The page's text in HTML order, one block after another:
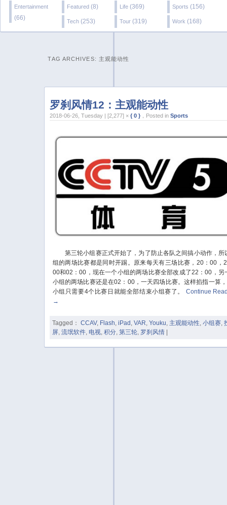
Entertainment
(66)
Featured (8) Life (369) Sports (156)
Tech (253) Tour (319) Work (168)
TAG ARCHIVES: 主观能动性
罗刹风情12：主观能动性
2018-06-26, Tuesday | [2,277] ×{ 0 } ，Posted inSports
第三轮小组赛正式开始了，为了防止各队之间搞小动作，所
组的两场比赛都是同时开踢。原来每天有三场比赛，20：00，
00和02：00，现在一个小组的两场比赛全部改成了22：00，另
小组的两场比赛还是在02：00，一天四场比赛。这样掐指一算
小组只需要4个比赛日就能全部结束小组赛了。
Continue
→
Tagged： CCAV, Flash,iPad ,VAR,Youku, 主观能动性,小组赛,
屏,流氓软件, 电视,积分,第三轮, 罗刹风情